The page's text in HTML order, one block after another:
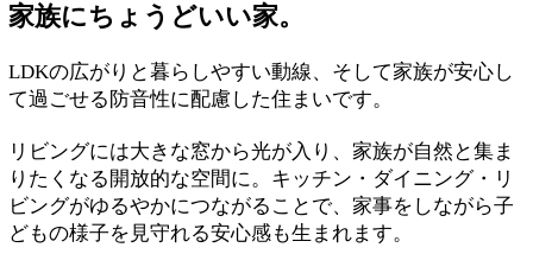
家族にちょうどいい家。
LDKの広がりと暮らしやすい動線、そして家族が安心し
て過ごせる防音性に配慮した住まいです。
リビングには大きな窓から光が入り、家族が自然と集ま
りたくなる開放的な空間に。キッチン・ダイニング・リ
ビングがゆるやかにつながることで、家事をしながら子
どもの様子を見守れる安心感も生まれます。